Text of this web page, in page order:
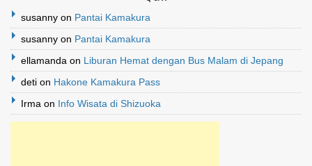
susanny on Pantai Kamakura
susanny on Pantai Kamakura
ellamanda on Liburan Hemat dengan Bus Malam di Jepang
deti on Hakone Kamakura Pass
Irma on Info Wisata di Shizuoka